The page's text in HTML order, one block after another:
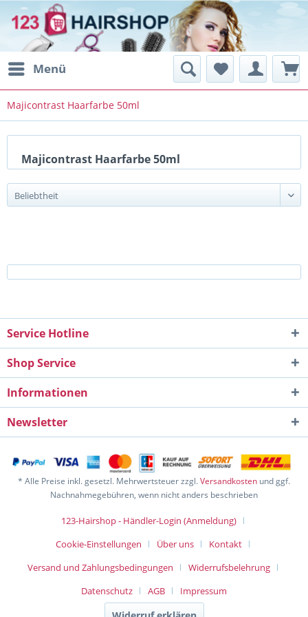
Menü
Majicontrast Haarfarbe 50ml
Majicontrast Haarfarbe 50ml
Service Hotline
Shop Service
Informationen
Newsletter
* Alle Preise inkl. gesetzl. Mehrwertsteuer zzgl.Versandkosten und ggf.
Nachnahmegebühren, wenn nicht anders beschrieben
123-Hairshop - Händler-Login (Anmeldung)
Cookie-Einstellungen
Über uns
Kontakt
Versand und Zahlungsbedingungen
Widerrufsbelehrung
Datenschutz
AGB Impressum